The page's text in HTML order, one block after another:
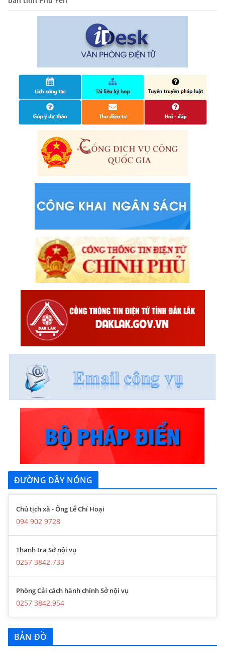
ĐƯỜNG DÂY NÓNG
Chủ tịch xã - Ông Lể Chí Hoại
094 902 9728
Thanh tra Sở nội vụ
0257 3842.733
Phòng Cải cách hành chính Sở nội vụ
0257 3842.954
BẢN ĐỒ